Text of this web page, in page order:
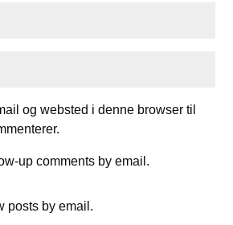
og websted i denne browser til
up comments by email.
posts by email.